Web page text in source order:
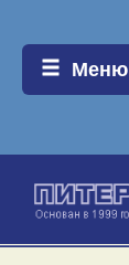
Меню:
Меню